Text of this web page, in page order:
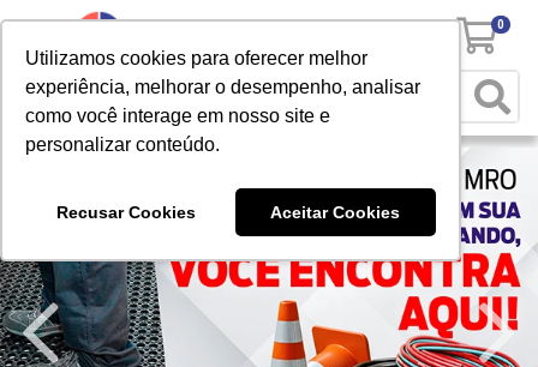
Utilizamos cookies para oferecer melhor
experiência, melhorar o desempenho, analisar
como você interage em nosso site e
personalizar conteúdo.
Recusar Cookies Aceitar Cookies
0